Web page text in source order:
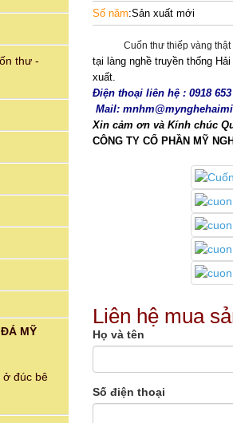
thư -
MỸ
ở đúc bê
Số năm:Sản xuất mới
Cuốn thư thiếp vàng thật -
tại làng nghề truyền thống
xuất.
Điện thoại liên hệ : 0918 653
Mail:
Xin cảm ơn và Kính chúc
CÔNG TY CỔ PHẦN MỸ
Liên hệ mua
Họ và tên
Số điện thoại